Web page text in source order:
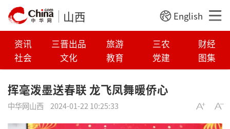
山西 English
资讯 三晋出品 旅游 三农
财经
社会
文化 教育 党建 图集
挥毫泼墨送春联 龙飞凤舞暖侨心
中华网山西 2024-01-22 10:25:33